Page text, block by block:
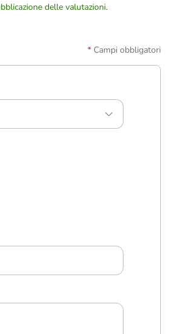
delle valutazioni.
Campi obbligatori